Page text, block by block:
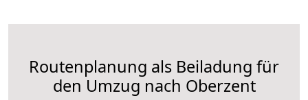
Routenplanung als Beiladung für
den Umzug nach Oberzent